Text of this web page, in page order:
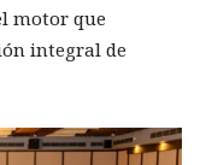
motor que
integral de